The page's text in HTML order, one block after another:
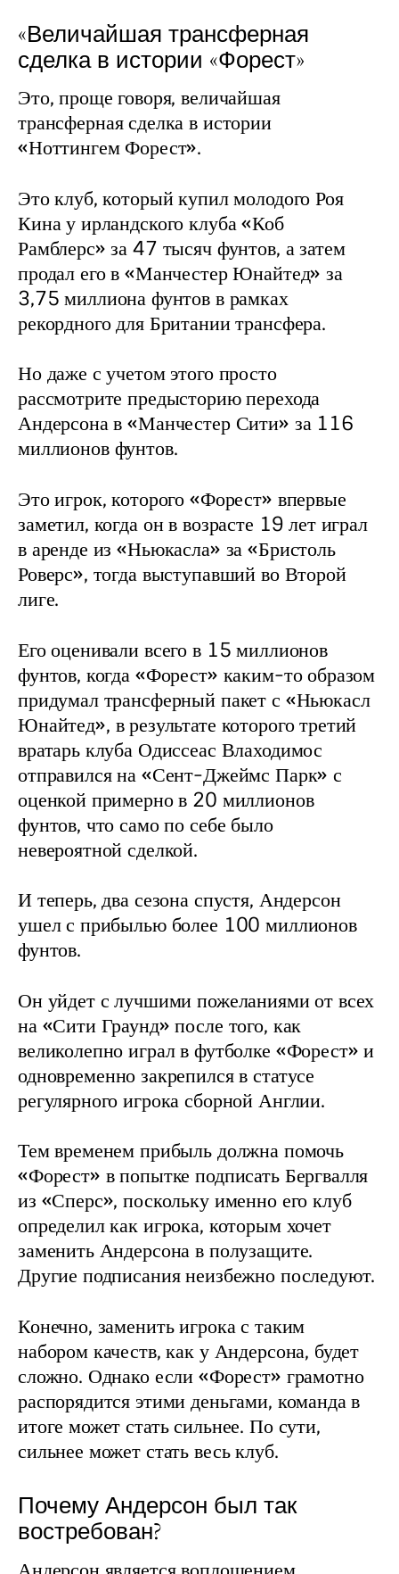
«Величайшая трансферная
сделка в истории «Форест»
Это, проще говоря, величайшая
трансферная сделка в истории
«Ноттингем Форест».
Это клуб, который купил молодого Роя
Кина у ирландского клуба «Коб
Рамблерс» за 47 тысяч фунтов, а затем
продал его в «Манчестер Юнайтед» за
3,75 миллиона фунтов в рамках
рекордного для Британии трансфера.
Но даже с учетом этого просто
рассмотрите предысторию перехода
Андерсона в «Манчестер Сити» за 116
миллионов фунтов.
Это игрок, которого «Форест» впервые
заметил, когда он в возрасте 19 лет играл
в аренде из «Ньюкасла» за «Бристоль
Роверс», тогда выступавший во Второй
лиге.
Его оценивали всего в 15 миллионов
фунтов, когда «Форест» каким-то образом
придумал трансферный пакет с «Ньюкасл
Юнайтед», в результате которого третий
вратарь клуба Одиссеас Влаходимос
отправился на «Сент-Джеймс Парк» с
оценкой примерно в 20 миллионов
фунтов, что само по себе было
невероятной сделкой.
И теперь, два сезона спустя, Андерсон
ушел с прибылью более 100 миллионов
фунтов.
Он уйдет с лучшими пожеланиями от всех
на «Сити Граунд» после того, как
великолепно играл в футболке «Форест» и
одновременно закрепился в статусе
регулярного игрока сборной Англии.
Тем временем прибыль должна помочь
«Форест» в попытке подписать Бергвалля
из «Сперс», поскольку именно его клуб
определил как игрока, которым хочет
заменить Андерсона в полузащите.
Другие подписания неизбежно последуют.
Конечно, заменить игрока с таким
набором качеств, как у Андерсона, будет
сложно. Однако если «Форест» грамотно
распорядится этими деньгами, команда в
итоге может стать сильнее. По сути,
сильнее может стать весь клуб.
Почему Андерсон был так
востребован?